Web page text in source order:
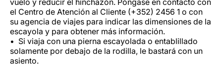
el Centro de Atención al Cliente (+352) 2456 1 o con
su agencia de viajes para indicar las dimensiones de la
escayola y para obtener más información.
Si viaja con una pierna escayolada o entablillado
solamente por debajo de la rodilla, le bastará con un
asiento.